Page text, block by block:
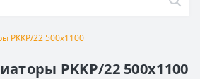
PKKP/22 500x1100
PKKP/22 500x1100